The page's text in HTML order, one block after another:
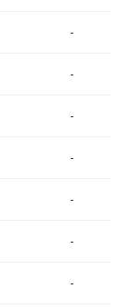
-
-
-
-
-
-
-